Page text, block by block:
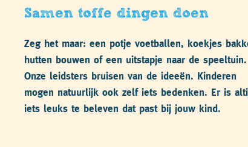
Samen toffe dingen doen
Zeg het maar: een potje voetballen, koekjes
hutten bouwen of een uitstapje naar de speeltuin.
Onze leidsters bruisen van de ideeën. Kinderen
mogen natuurlijk ook zelf iets bedenken. Er is
iets leuks te beleven dat past bij jouw kind.